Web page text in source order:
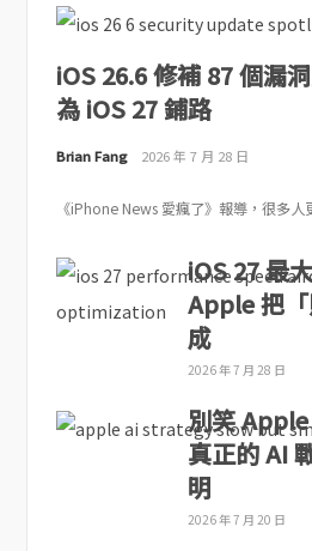
iOS 26.6 修補 87 個漏
為 iOS 27 鋪路
Brian Fang 2026 年 7 月 28 日
《iPhone News 愛瘋了》報導，很多人
iOS 27 最
Apple 把
成
2026 年 7 月 28 日
別笑
真正的 AI
明
2026 年 7 月 20 日